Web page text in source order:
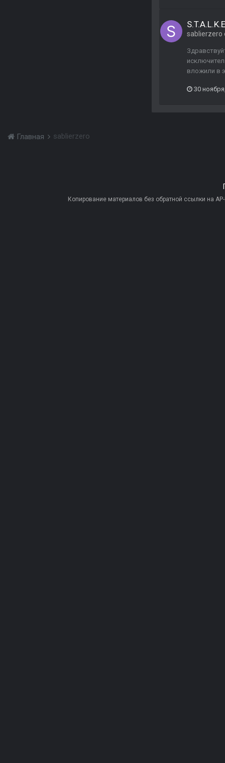
sablierzero
вложили в
30
Главная sablierzero
Копирование материалов без обратной ссылки на